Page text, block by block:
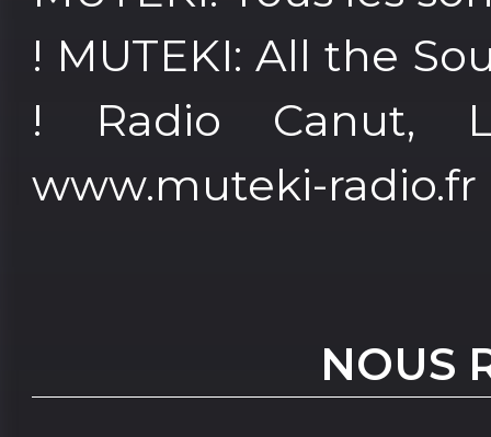
! MUTEKI: All the
! Radio Canut,
www.muteki-radio.fr
NOUS